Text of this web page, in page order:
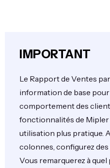
IMPORTANT
Le Rapport de Ventes
information de base
comportement des
fonctionnalités de
utilisation plus pratique.
colonnes, configurez des
Vous remarquerez à